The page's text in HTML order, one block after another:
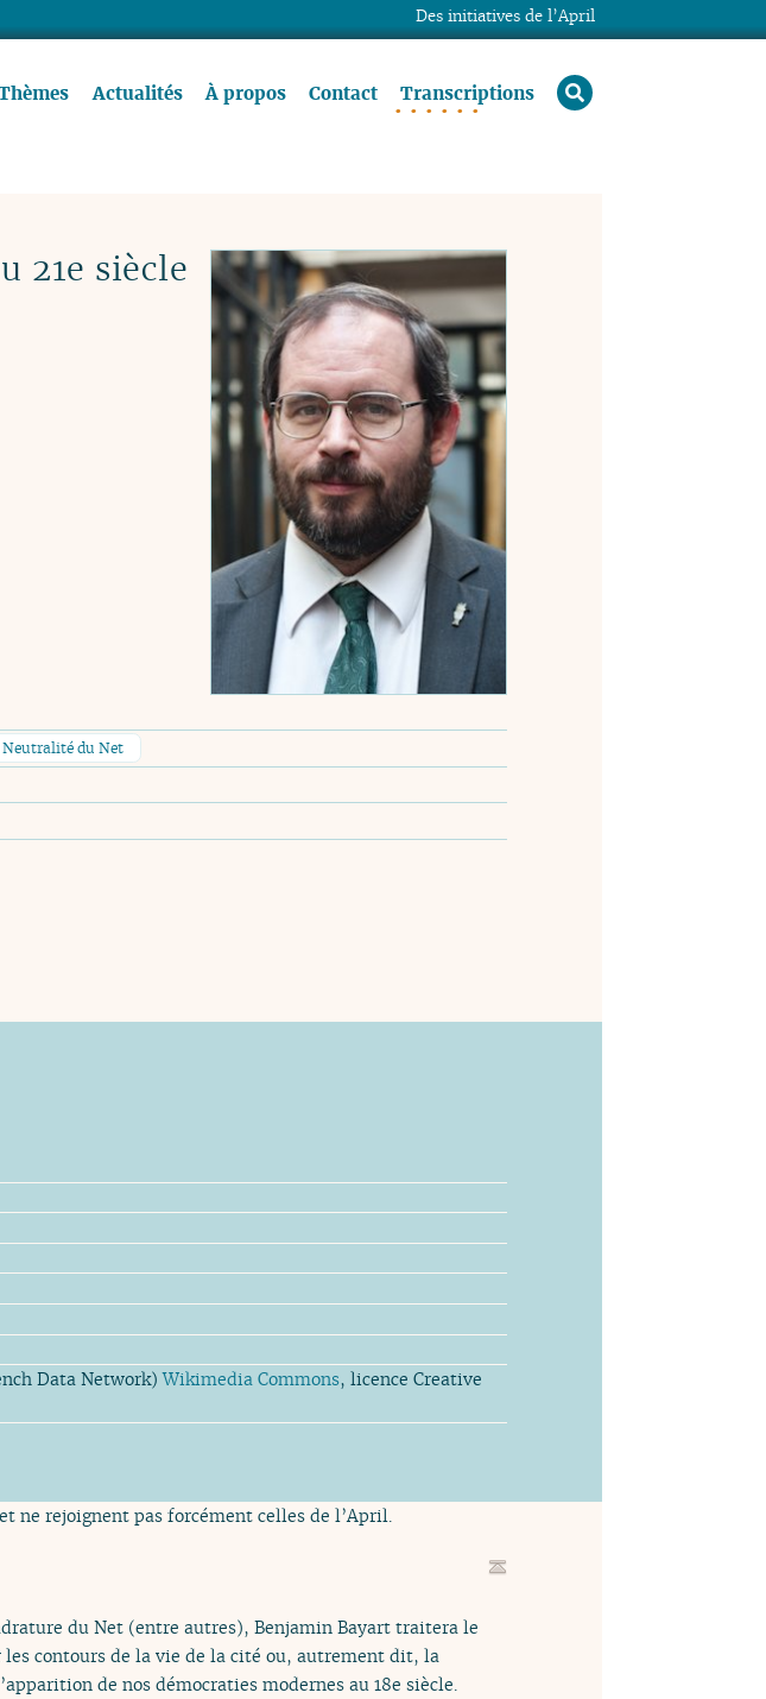
Actualités À propos Contact Transcriptions rechercher
21e siècle
Neutralité du Net
Data Network)Wikimedia Commons, licence Creative
ne rejoignent pas forcément celles de l’April.
du Net (entre autres), Benjamin Bayart traitera le
contours de la vie de la cité ou, autrement dit, la
de nos démocraties modernes au 18e siècle.
Des initiatives de l’April